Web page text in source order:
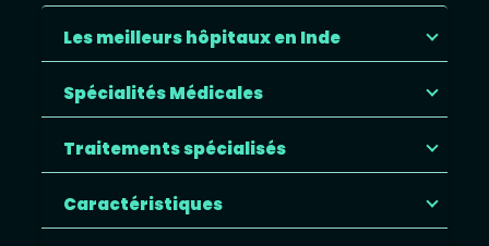
Les meilleurs hôpitaux en Inde
Spécialités Médicales
Traitements spécialisés
Caractéristiques